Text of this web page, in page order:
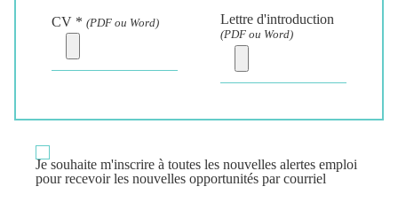
CV * (PDF ou Word) Lettre d'introduction
(PDF ou Word)
Je souhaite m'inscrire à toutes les nouvelles alertes emploi
pour recevoir les nouvelles opportunités par courriel